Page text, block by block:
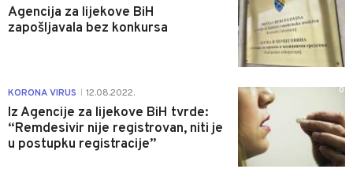
Agencija za lijekove BiH
zapošljavala bez konkursa
KORONA VIRUS 12.08.2022.
Iz Agencije za lijekove BiH tvrde:
“Remdesivir nije registrovan, niti je
u postupku registracije”
0